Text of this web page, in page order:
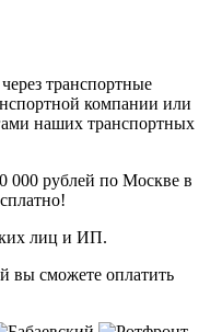
транспортные
компании или
наших транспортных
000 рублей по Москве в
лиц и ИП.
вы сможете оплатить